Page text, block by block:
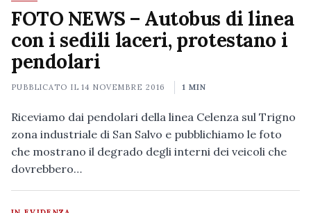
FOTO NEWS – Autobus di linea
con i sedili laceri, protestano i
pendolari
PUBBLICATO IL14 NOVEMBRE 2016 1 MIN
Riceviamo dai pendolari della linea Celenza sul Trigno
zona industriale di San Salvo e pubblichiamo le foto
che mostrano il degrado degli interni dei veicoli che
dovrebbero…